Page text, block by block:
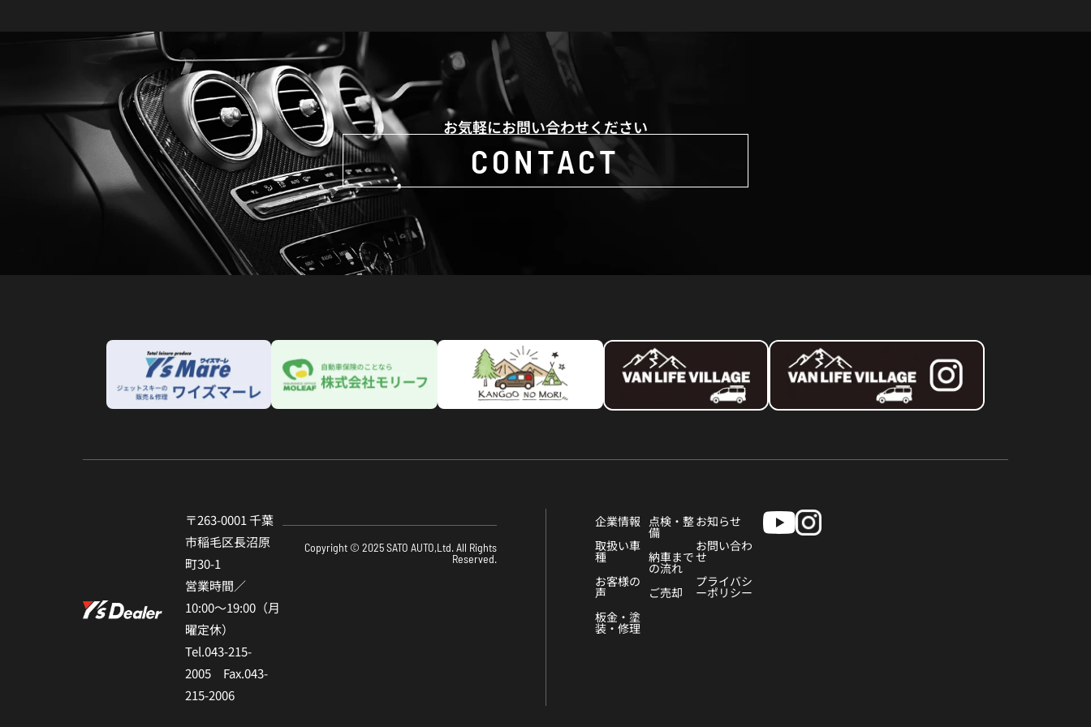
お気軽にお問い合わせください
CONTACT
〒263-0001 千葉
市稲⽑区⻑沼原
町30-1
営業時間／
10:00〜19:00（⽉
曜定休）
Tel.043-215-
2005 Fax.043-
215-2006
Copyright © 2025 SATO AUTO,Ltd. All Rights
Reserved.
企業情報
取扱い車
種
お客様の
声
板金・塗
装・修理
点検・整
備
納車まで
の流れ
ご売却
お知らせ
お問い合わ
せ
プライバシ
ーポリシー